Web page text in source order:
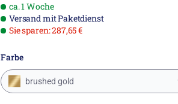
ca. 1 Woche
Versand mit Paketdienst
Sie sparen: 287,65 €
Farbe
brushed gold